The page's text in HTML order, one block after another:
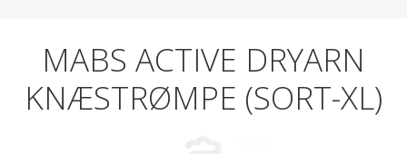
MABS ACTIVE DRYARN
KNÆSTRØMPE (SORT-XL)